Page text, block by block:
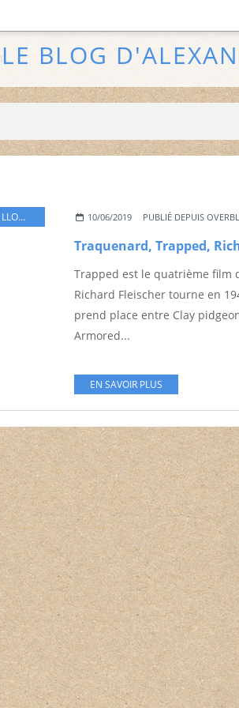
LE BLOG
LLOYD BRIDGES ,RICHARD FLEISCHER
10/06/2019 PUBLIÉ DEPUIS
Trapped est le quatrième film
Richard Fleischer tourne en
prend place entre Clay
Armored...
EN SAVOIR PLUS